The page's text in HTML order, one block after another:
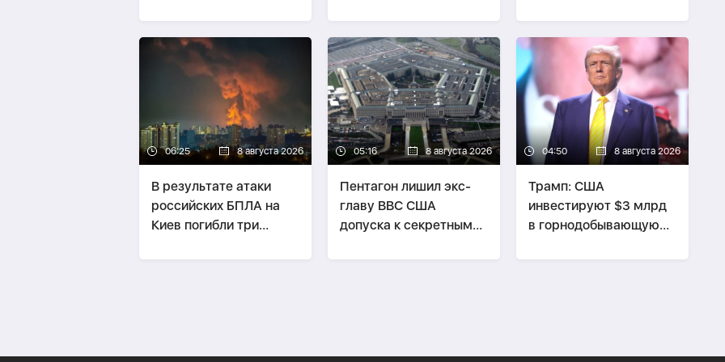
06:25 8 августа 2026
В результате атаки
российских БПЛА на
Киев погибли три
пострадали
05:16 8 августа 2026
Пентагон лишил экс-
главу ВВС США
допуска к секретным
04:50 8 августа 2026
Трамп: США
инвестируют $3 млрд
в горнодобывающую